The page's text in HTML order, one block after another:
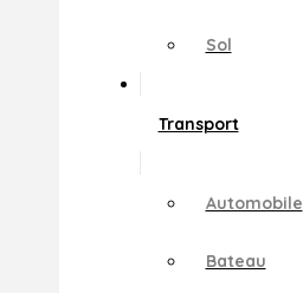
Sol
Transport
Automobile
Bateau